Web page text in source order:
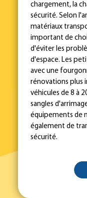
chargement, la
sécurité. Selon
matériaux
important de
d'éviter les
d'espace. Les
avec une
rénovations plus
véhicules de 8 à
sangles
équipements de
également de
sécurité.